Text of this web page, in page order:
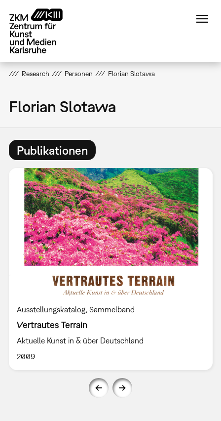
zum
Inhalt
Research Personen Florian Slotawa
Florian Slotawa
Publikationen
Ausstellungskatalog Sammelband
Vertrautes Terrain
Aktuelle Kunst in & über Deutschland
2009